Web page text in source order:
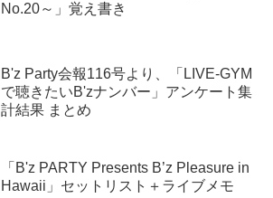
No.20～」覚え書き
B'z Party会報116号より、「LIVE-GYM
で聴きたいB'zナンバー」アンケート集
計結果 まとめ
「B'z PARTY Presents B’z Pleasure in
Hawaii」セットリスト＋ライブメモ